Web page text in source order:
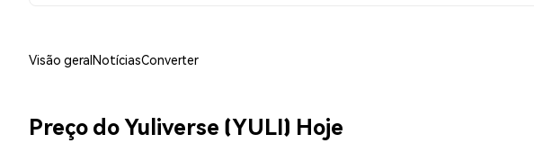
Visão geralNotíciasConverter
Preço do Yuliverse (YULI) Hoje